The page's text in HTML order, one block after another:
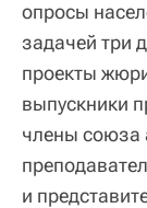
опросы
задачей три
проекты
выпускники
члены союза
и